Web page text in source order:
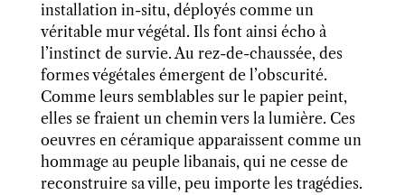
installation in-situ, déployés comme un
véritable mur végétal. Ils font ainsi écho à
l’instinct de survie. Au rez-de-chaussée, des
formes végétales émergent de l’obscurité.
Comme leurs semblables sur le papier peint,
elles se fraient un chemin vers la lumière. Ces
oeuvres en céramique apparaissent comme un
hommage au peuple libanais, qui ne cesse de
reconstruire sa ville, peu importe les tragédies.